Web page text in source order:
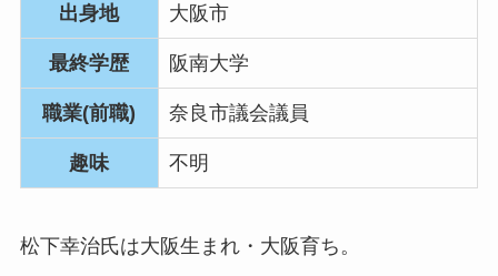
出身地 大阪市
最終学歴 阪南大学
職業(前職) 奈良市議会議員
趣味 不明
松下幸治氏は大阪生まれ・大阪育ち。